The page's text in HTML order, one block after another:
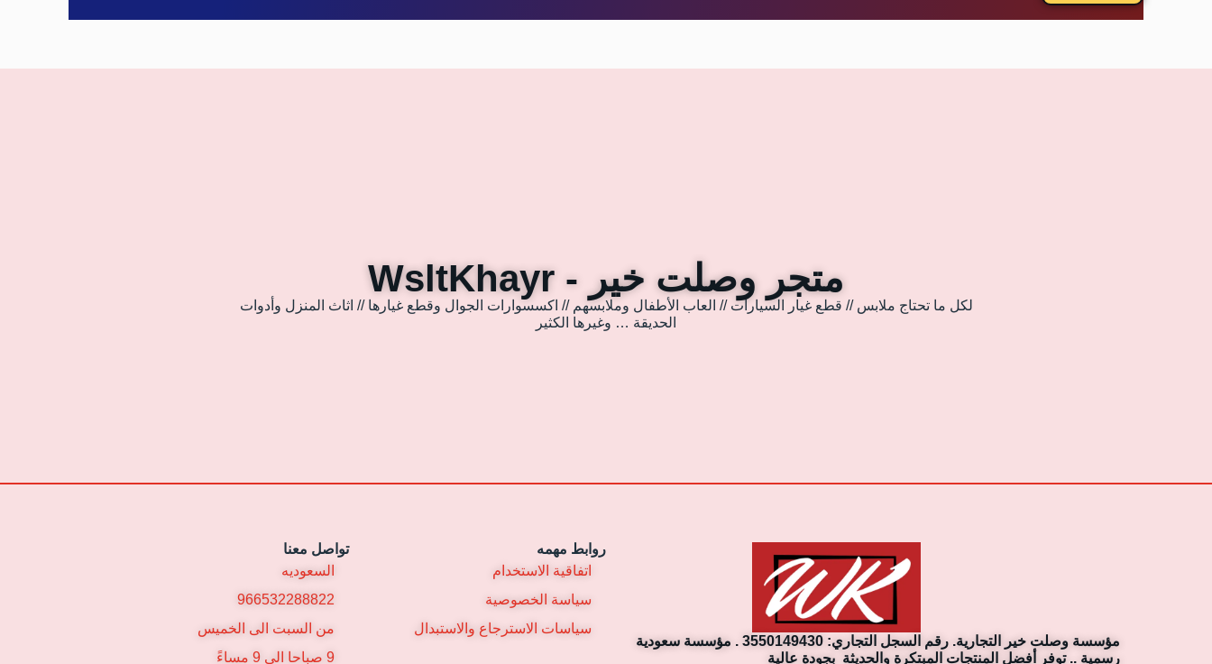
متجر وصلت خير - WsltKhayr
لكل ما تحتاج ملابس // قطع غيار السيارات // العاب الأطفال وملابسهم // اكسسوارات الجوال وقطع غيارها // اثاث المنزل وأدوات
الحديقة … وغيرها الكثير
مؤسسة وصلت خير التجارية. رقم السجل التجاري: 3550149430 . مؤسسة سعودية
رسمية .. توفر أفضل المنتجات المبتكرة والحديثة بجودة عالية
روابط مهمه
اتفاقية الاستخدام
سياسة الخصوصية
سياسات الاسترجاع والاستبدال
تواصل معنا
السعوديه
966532288822
من السبت الى الخميس
9 صباحا الى 9 مساءً